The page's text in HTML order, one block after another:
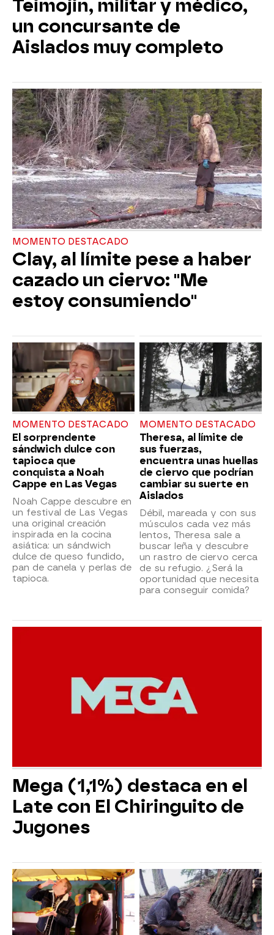
Teimojin, militar y médico,
un concursante de
Aislados muy completo
MOMENTO DESTACADO
Clay, al límite pese a haber
cazado un ciervo: "Me
estoy consumiendo"
MOMENTO DESTACADO
El sorprendente
sándwich dulce con
tapioca que
conquista a Noah
Cappe en Las Vegas
Noah Cappe descubre en
un festival de Las Vegas
una original creación
inspirada en la cocina
asiática: un sándwich
dulce de queso fundido,
pan de canela y perlas de
tapioca.
MOMENTO DESTACADO
Theresa, al límite de
sus fuerzas,
encuentra unas huellas
de ciervo que podrían
cambiar su suerte en
Aislados
Débil, mareada y con sus
músculos cada vez más
lentos, Theresa sale a
buscar leña y descubre
un rastro de ciervo cerca
de su refugio. ¿Será la
oportunidad que necesita
para conseguir comida?
Mega (1,1%) destaca en el
Late con El Chiringuito de
Jugones